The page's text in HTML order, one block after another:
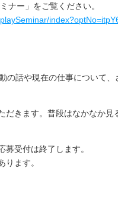
ナー」をご覧ください。
の話や現在の仕事について、
だきます。普段はなかなか
受付は終了します。
ます。